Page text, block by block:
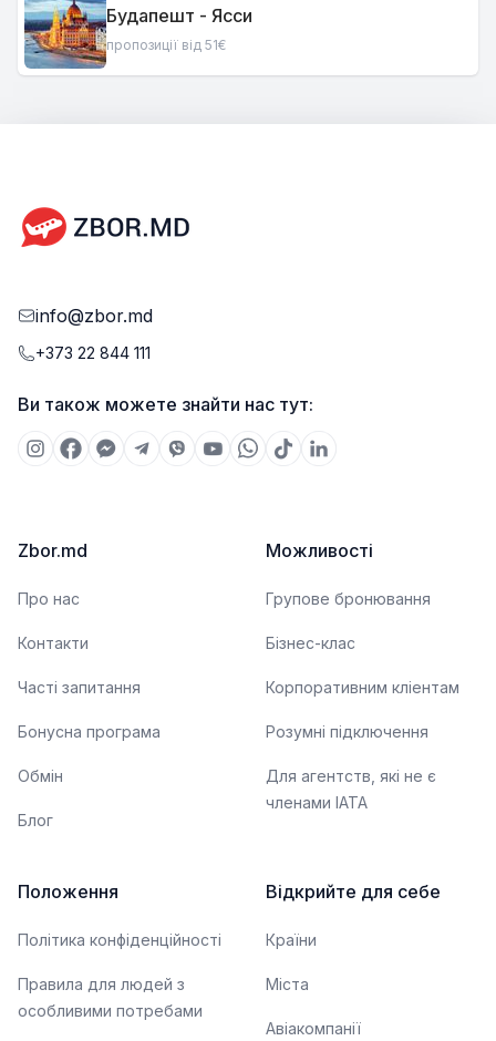
Будапешт - Ясси
пропозиції від 51€
info@zbor.md
+373 22 844 111
Ви також можете знайти нас тут:
Zbor.md
Про нас
Контакти
Часті запитання
Бонусна програма
Обмін
Блог
Можливості
Групове бронювання
Бізнес-клас
Корпоративним кліентам
Розумні підключення
Для агентств, які не є
членами IATA
Положення
Політика конфіденційності
Правила для людей з
особливими потребами
Відкрийте для себе
Країни
Міста
Авіакомпанії